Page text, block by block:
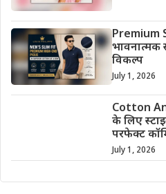
Premium
भावनात्मक
विकल्प
July 1, 2026
Cotton
के लिए
परफेक्ट
July 1, 2026